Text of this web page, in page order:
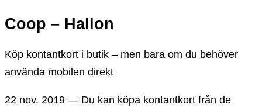
Coop – Hallon
Köp kontantkort i butik – men bara om du behöver
använda mobilen direkt
22 nov. 2019 — Du kan köpa kontantkort från de